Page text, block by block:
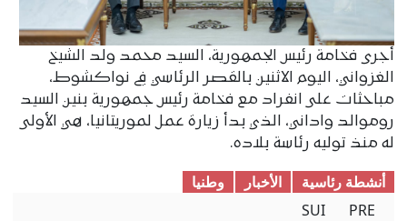
أجرى فخامة رئيس الجمهورية، السيد محمد ولد الشيخ
الغزواني، اليوم الاثنين بالقصر الرئاسي في نواكشوط،
مباحثات على انفراد مع فخامة رئيس جمهورية بنين السيد
روموالد واداني، الذي بدأ زيارة عمل لموريتانيا، هي الأولى
له منذ توليه رئاسة بلاده.
أنشطة رئاسية الأخبار
وطنیا
PRE
SUI